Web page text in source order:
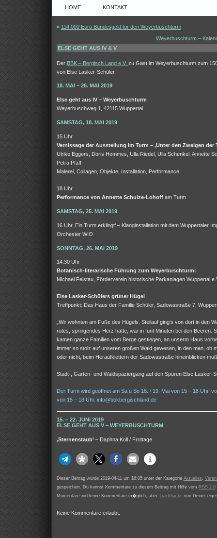
HOME KONTAKT
« 114.000 Euro Bundesgeld für den Weyerbuschturm
Weyerbuschturm –
ELSE GEHT AUS IV & V
Der BBK – Bergisch Land e.V. zu Gast im Weyerbuschturm zum
von Else Lasker-Schüler
18. MAI – 26. MAI 2019
Else geht aus IV – Weyerbuschturm
Weyerbuschweg 1, 42115 Wuppertal
SAMSTAG, 18. MAI 2019
15 Uhr
Vernissage der Ausstellung im Turm – ‚Unter den Zweigen der
Ulrike Eggers, Doris Hommes, Ulla Riedel, Ulla Schenkel, Annette
Petra Pfaff
Malerei, Collagen, Objekte, Installation, Performance
18 Uhr
Performance von Annette Schulze-Lohoffam Turm
SAMSTAG, 25. MAI 2019
16 Uhr ‚Ein Turm erklingt‘ – Klanginstallation mit dem Wuppertaler
Orchester WIO
SONNTAG, 26. MAI 2019
14:30 Uhr
Botanisch-literarische Führung zum Weyerbuschturm:
Michael Felstau, Förderverein historische Parkanlagen Wuppertal
Else Lasker-Schülers grüner Hügel
Treffpunkt: Das Haus der Familie Schüler, Sadowastraße 7,
„Wir wohnten am Fuße des Hügels. Steilauf ging‘s von dort in den
rotes, springendes Herz hatte, war in fünf Minuten bei den Beeren.
kamen ganze Familien vom Berge gestiegen, an unserm Haus
immer so stolz auf unseren großen Wald gewesen, in den man, ob
oder nicht, beim Heraufklettern der Sadowastraße hineinblicken
Stadt-, Garten- und Waldspaziergang auf den Spuren Else Lasker-
Der Turm wird geöffnet am Sa u So 18. / 19. Mai von 15 – 18 Uhr,
von 15 – 18 Uhr. info@bbkbergischland.de
15. – 22. JUNI 2019
ELSE GEHT AUS V – WEYERBUSCHTURM
‚Sternenstaub‘– Daphna Koll / Frottage
Dieser Beitrag wurde 2019-04-11 um 16:05 unter der Kategorie Aktuelles ,
gespeichert. Du kannst Kommentare zu diesem Beitrag mit Hilfe vom RSS 2.0
Momentan sind keine Kommentare m�glich, aber Trackbacks von Deiner
Keine Kommentare erlaubt.